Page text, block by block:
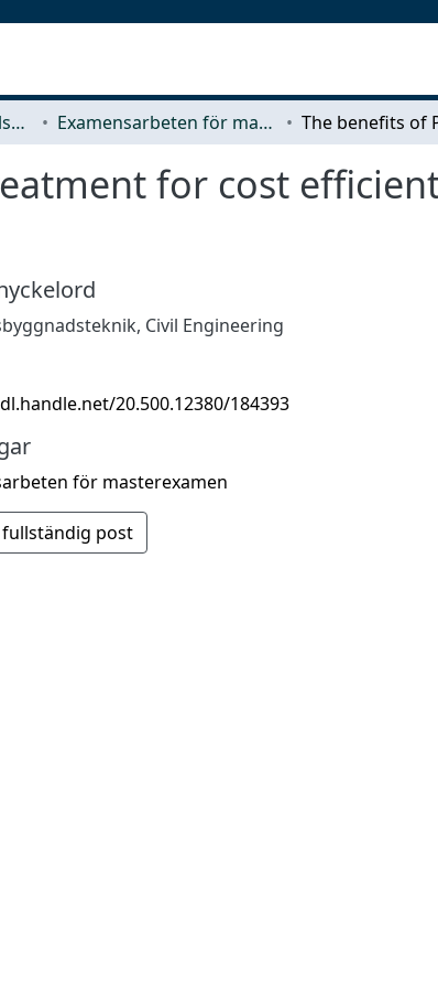
Arkitektur och samhällsbyggnadsteknik (ACE) Examensarbeten för masterexamen
for cost
, Civil Engineering
20.500.12380/184393
för masterexamen
fullständig post